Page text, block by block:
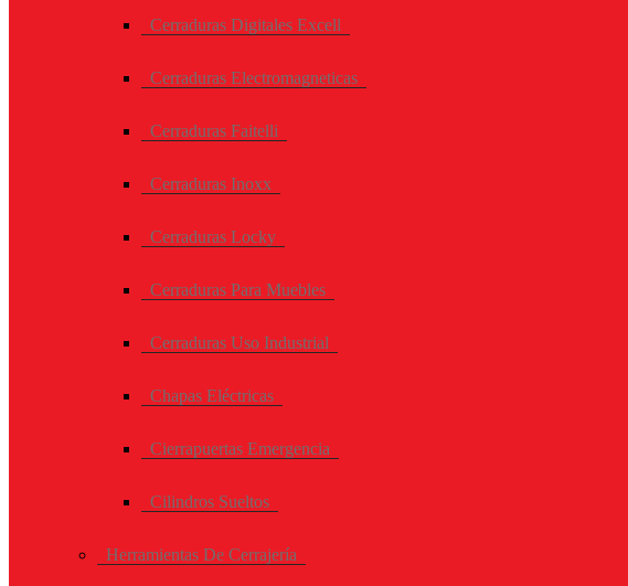
Cerraduras Digitales Excell
Cerraduras Electromagneticas
Cerraduras Faitelli
Cerraduras Inoxx
Cerraduras Locky
Cerraduras Para Muebles
Cerraduras Uso Industrial
Chapas Eléctricas
Cierrapuertas Emergencia
Cilindros Sueltos
Herramientas De Cerrajería